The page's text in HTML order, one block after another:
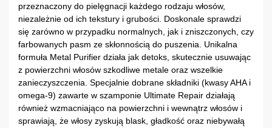
przeznaczony do pielęgnacji każdego rodzaju włosów,
niezależnie od ich tekstury i grubości. Doskonale sprawdzi
się zarówno w przypadku normalnych, jak i zniszczonych, czy
farbowanych pasm ze skłonnością do puszenia. Unikalna
formuła Metal Purifier działa jak detoks, skutecznie usuwając
z powierzchni włosów szkodliwe metale oraz wszelkie
zanieczyszczenia. Specjalnie dobrane składniki (kwasy AHA i
omega-9) zawarte w szamponie Ultimate Repair działają
również wzmacniająco na powierzchni i wewnątrz włosów i
sprawiają, że włosy zyskują blask, gładkość oraz niebywałą